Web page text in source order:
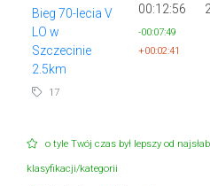
Bieg 70-lecia V
LO w
Szczecinie
2.5km
17
00:12:56
-00:07:49
+00:02:41
o tyle Twój czas był lepszy od
klasyfikacji/kategorii